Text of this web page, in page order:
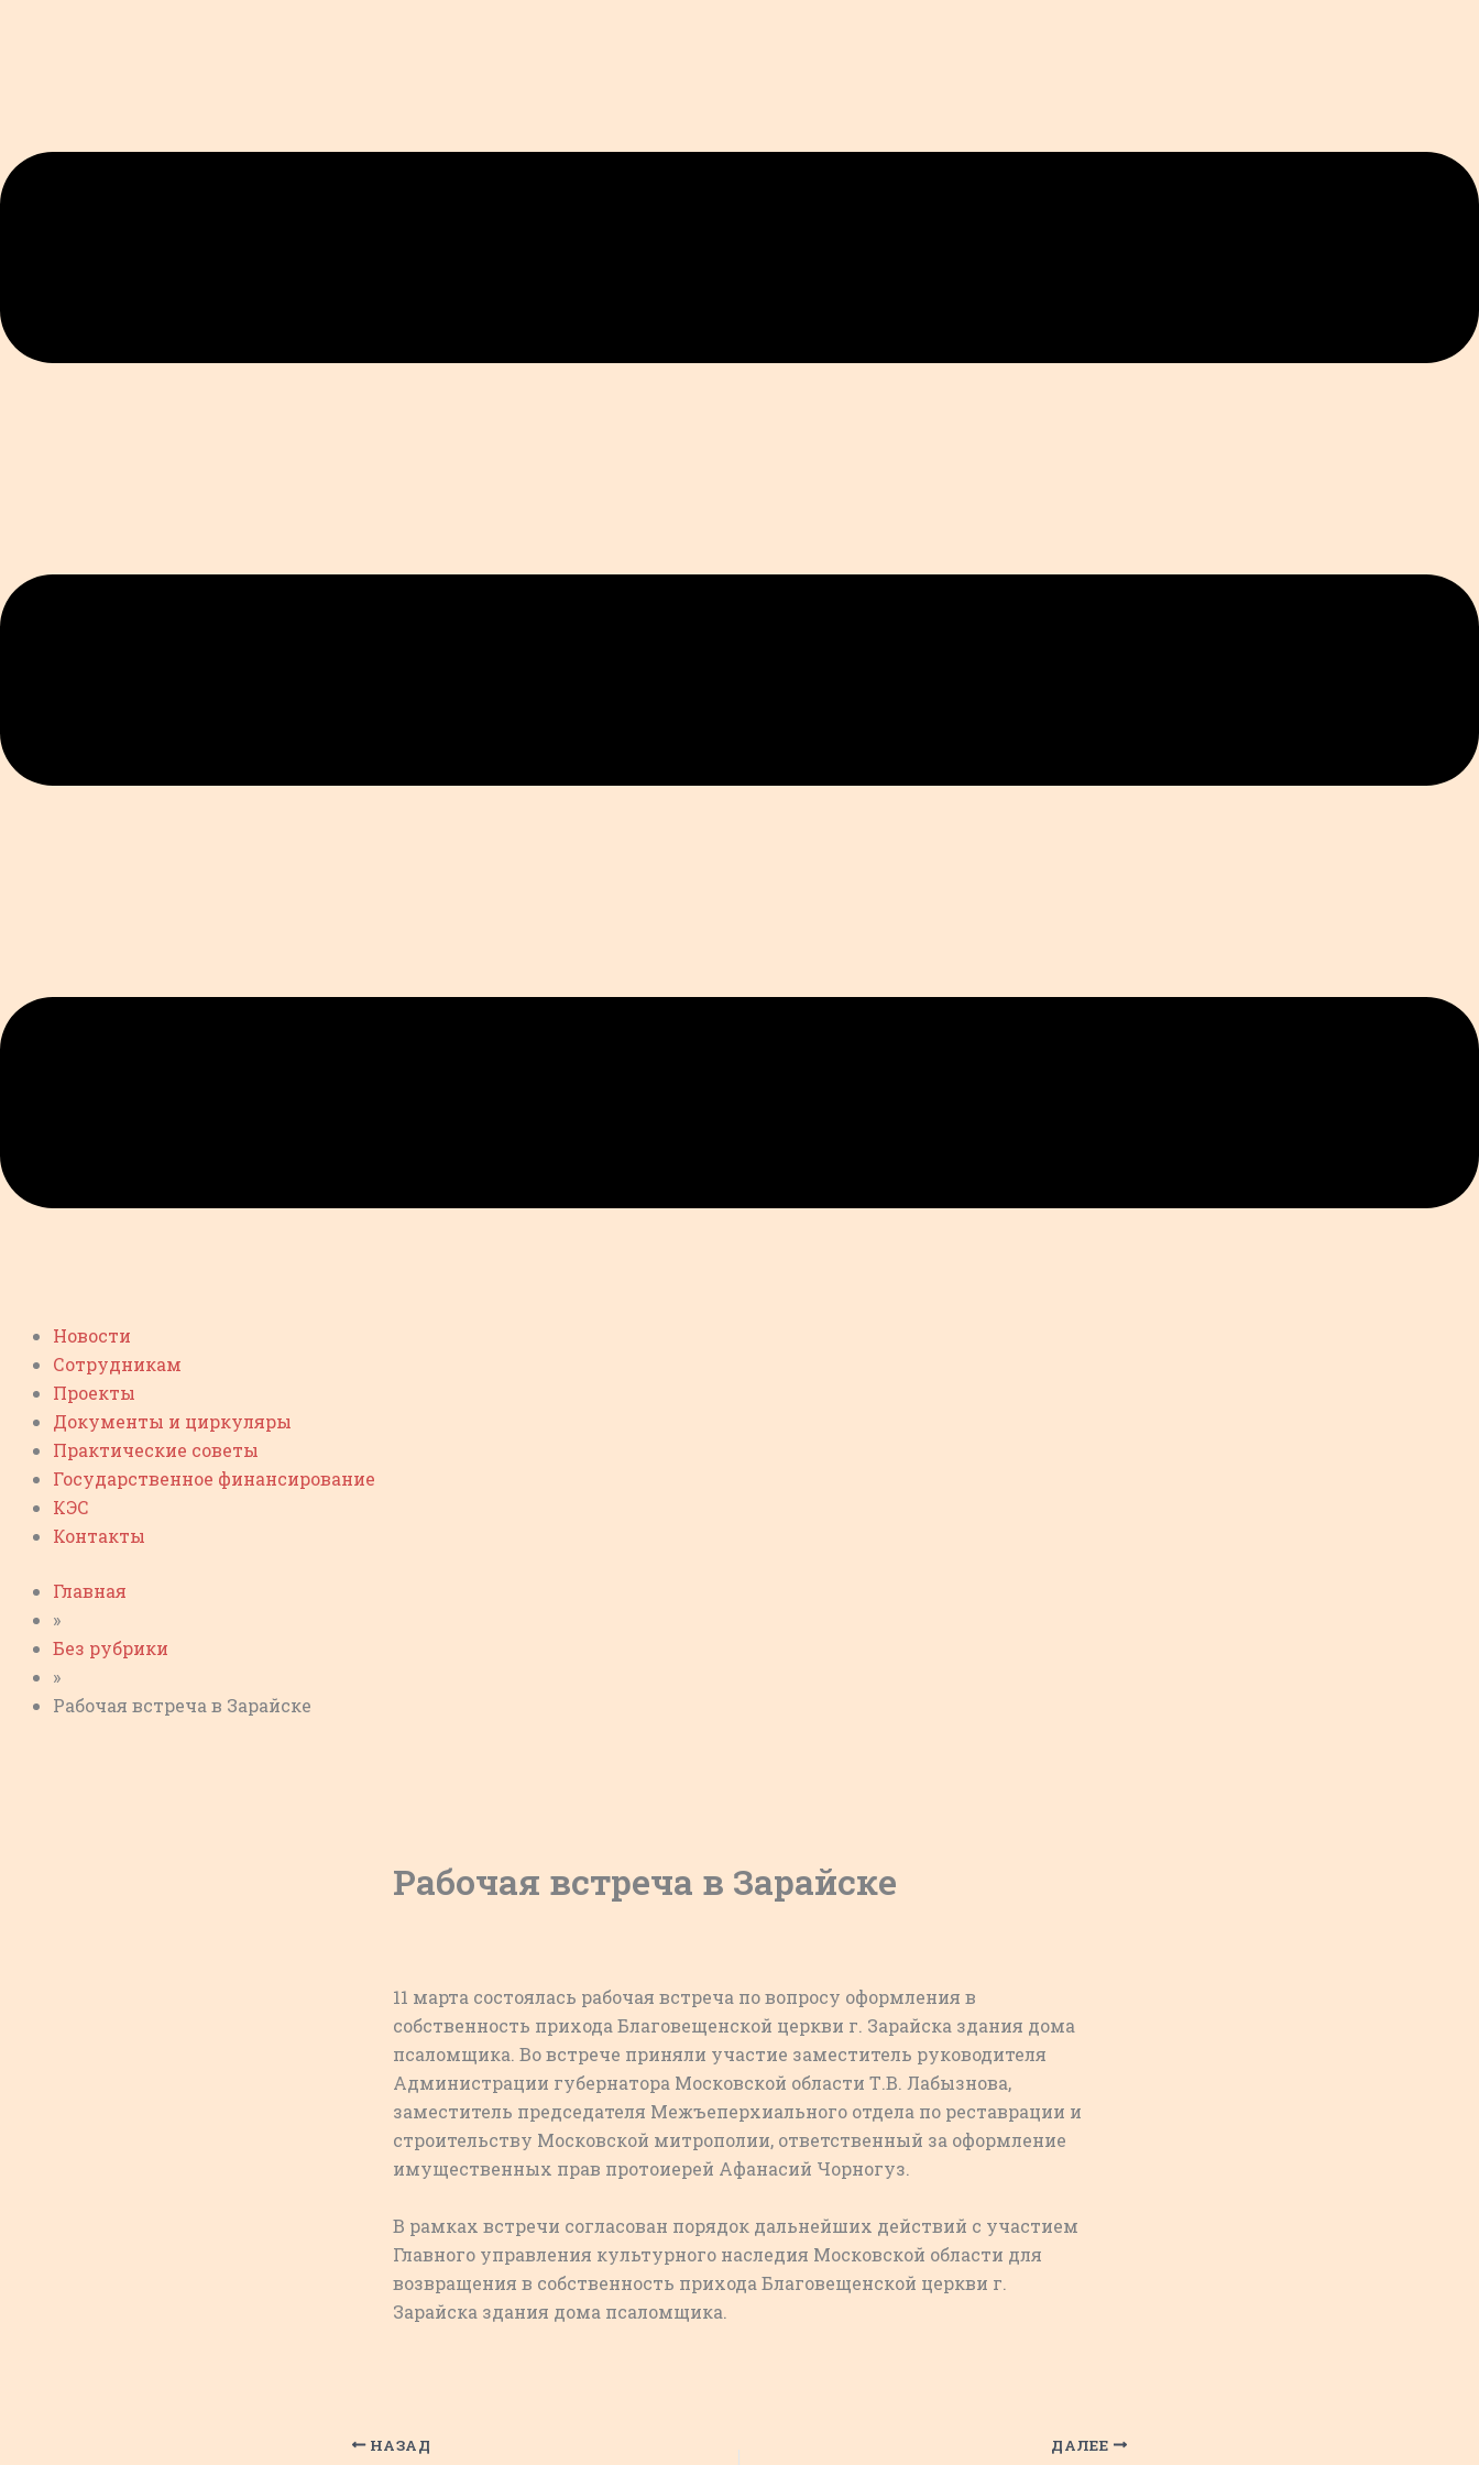
Новости
Сотрудникам
Проекты
Документы и циркуляры
Практические советы
Государственное финансирование
КЭС
Контакты
Главная
»
Без рубрики
»
Рабочая встреча в Зарайске
Рабочая встреча в Зарайске
11 марта состоялась рабочая встреча по вопросу оформления в
собственность прихода Благовещенской церкви г. Зарайска здания дома
псаломщика. Во встрече приняли участие заместитель руководителя
Администрации губернатора Московской области Т.В. Лабызнова,
заместитель председателя Межъеперхиального отдела по реставрации и
строительству Московской митрополии, ответственный за оформление
имущественных прав протоиерей Афанасий Чорногуз.
В рамках встречи согласован порядок дальнейших действий с участием
Главного управления культурного наследия Московской области для
возвращения в собственность прихода Благовещенской церкви г.
Зарайска здания дома псаломщика.
НАЗАД ДАЛЕЕ